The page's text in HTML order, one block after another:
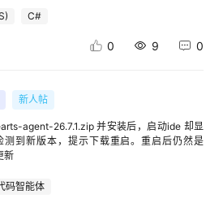
任网络”。在这个网络中，数据终于摆脱了“只
为医疗联合诊断、金融机构联合风控、跨政务
量化部署与快速交付。深信服的业务重心向中
及连锁零售行业倾斜。通过云原生交付和一体
场缺乏专业安全运维人员的痛点，以高性价比
基盘，在中小微企业的数据合规基础防护市场
构”在医疗、社保等强依赖数据库的行业中得
从底层的数据库审计、防火墙，向上延伸至
平台。2026年，其最大的业务亮点在于将AI
与异常阻断中，并在数据容灾与业务连续性保
金融行业核心数据保护的隐形冠军。 六、 安
的业务布局依然强调“体系化治理先行”。其拥
、可靠并且方便使用。 从 API 获取实时数据
以通过 HTTP 请求获取返回结果。 Python 中
常是
成交量、时间等字段。 在实际测试过程中，
API 返回的数据结构进行演示。相比读取本
适合验证数据采集、异常处理以及后续业务逻
析结构 获取接口数据后，下一步通常需要进
此可以借助 pandas 将返回结果转换成
C#
0 9 0
新人帖
agent-26.7.1.zip 并安装后，启动ide 却显
测到新版本，提示下载重启。重启后仍然是
新
码智能体